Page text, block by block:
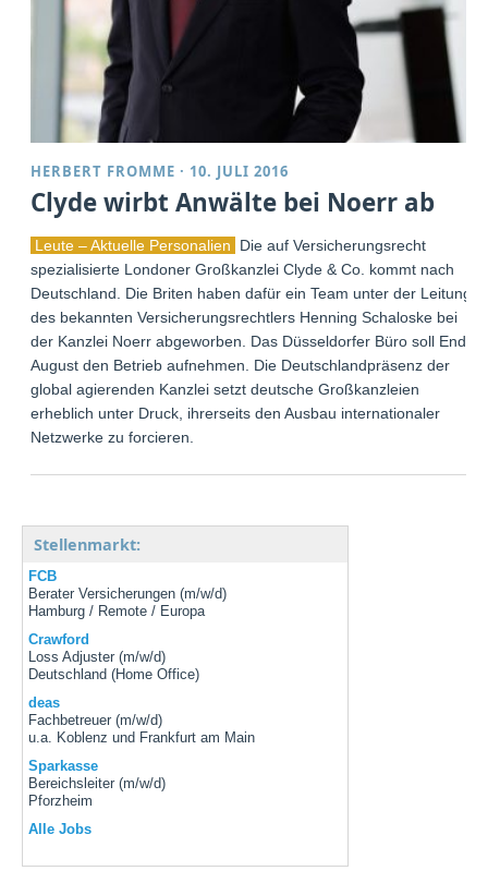
HERBERT FROMME · 10. JULI 2016
Clyde wirbt Anwälte bei Noerr ab
Leute – Aktuelle Personalien
Die auf Versicherungsrecht
spezialisierte Londoner Großkanzlei Clyde & Co. kommt nach
Deutschland. Die Briten haben dafür ein Team unter der Leitung
des bekannten Versicherungsrechtlers Henning Schaloske bei
der Kanzlei Noerr abgeworben. Das Düsseldorfer Büro soll Ende
August den Betrieb aufnehmen. Die Deutschlandpräsenz der
global agierenden Kanzlei setzt deutsche Großkanzleien
erheblich unter Druck, ihrerseits den Ausbau internationaler
Netzwerke zu forcieren.
Stellenmarkt:
FCB
Berater Versicherungen (m/w/d)
Hamburg / Remote / Europa
Crawford
Loss Adjuster (m/w/d)
Deutschland (Home Office)
deas
Fachbetreuer (m/w/d)
u.a. Koblenz und Frankfurt am Main
Sparkasse
Bereichsleiter (m/w/d)
Pforzheim
Alle Jobs